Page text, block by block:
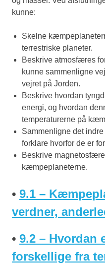
kunne:
Skelne
terrestriske planeter.
Beskrive atmosfæres
kunne sammenligne
vejret på Jorden.
Beskrive hvordan
energi, og hvordan
temperaturerne på
Sammenligne det
forklare hvorfor de er
Beskrive
kæmpeplaneterne.
• 9.1 –
verdner,
• 9.2 – Hvordan
forskellige fra